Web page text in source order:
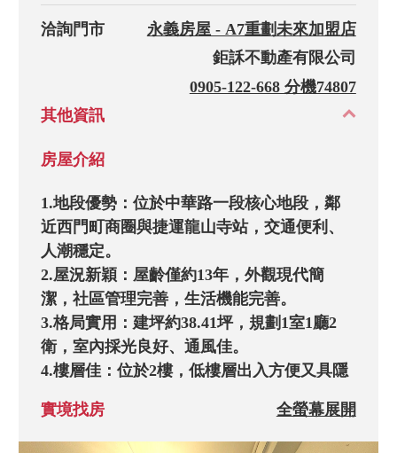
洽詢門市
永義房屋 - A7重劃未來加盟店
鉅訸不動產有限公司
0905-122-668 分機74807
其他資訊
房屋介紹
1.地段優勢：位於中華路一段核心地段，鄰
近西門町商圈與捷運龍山寺站，交通便利、
人潮穩定。
2.屋況新穎：屋齡僅約13年，外觀現代簡
潔，社區管理完善，生活機能完善。
3.格局實用：建坪約38.41坪，規劃1室1廳2
衛，室內採光良好、通風佳。
4.樓層佳：位於2樓，低樓層出入方便又具隱
5.投資潛力：稀有釋出之電梯大樓產品，單
價約95萬/坪，兼具自用與出租價值。
實境找房 全螢幕展開